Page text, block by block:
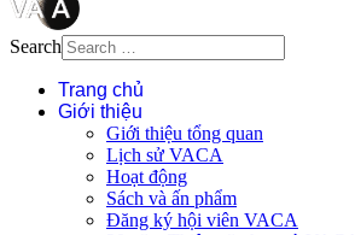
Search
Trang chủ
Giới thiệu
Giới thiệu tổng quan
Lịch sử VACA
Hoạt động
Sách và ấn phẩm
Đăng ký hội viên VACA